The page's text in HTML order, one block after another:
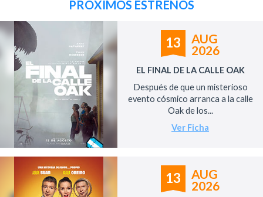
PRÓXIMOS ESTRENOS
13
AUG
2026
EL FINAL DE LA CALLE OAK
Después de que un misterioso
evento cósmico arranca a la calle
Oak de los...
Ver Ficha
13
AUG
2026